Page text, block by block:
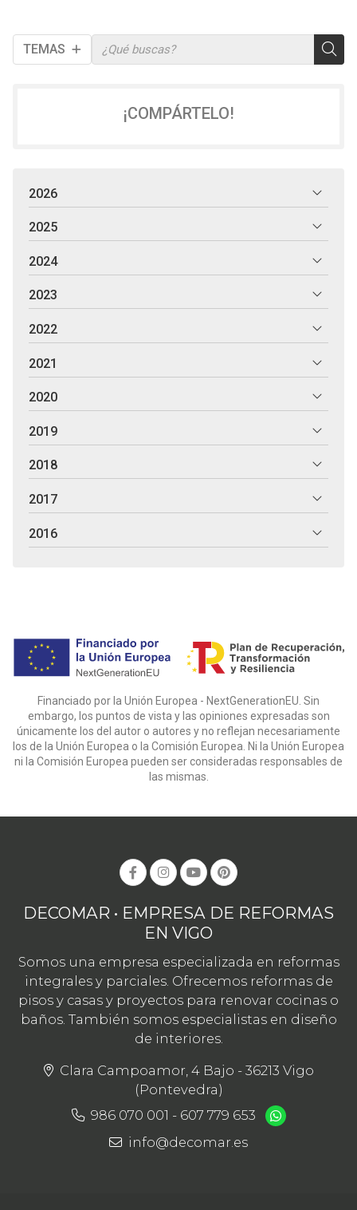
TEMAS
¡COMPÁRTELO!
2026
2025
2024
2023
2022
2021
2020
2019
2018
2017
2016
Financiado por la Unión Europea - NextGenerationEU. Sin
embargo, los puntos de vista y las opiniones expresadas son
únicamente los del autor o autores y no reflejan necesariamente
los de la Unión Europea o la Comisión Europea. Ni la Unión Europea
ni la Comisión Europea pueden ser consideradas responsables de
las mismas.
DECOMAR • EMPRESA DE REFORMAS
EN VIGO
Somos una empresa especializada en reformas
integrales y parciales. Ofrecemos reformas de
pisos y casas y proyectos para renovar cocinas o
baños. También somos especialistas en diseño
de interiores.
Clara Campoamor, 4 Bajo - 36213 Vigo
(Pontevedra)
986 070 001 - 607 779 653
info@decomar.es